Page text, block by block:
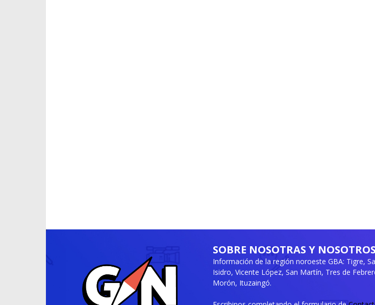
SOBRE NOSOTRAS Y NOSOTROS
Información de la región noroeste GBA: Tigre,
Isidro, Vicente López, San Martín, Tres de
Morón, Ituzaingó.